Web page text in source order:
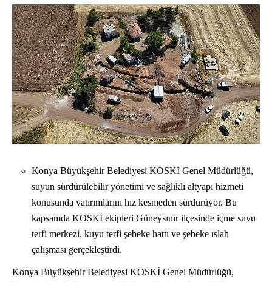
Konya Büyükşehir Belediyesi KOSKİ Genel Müdürlüğü,
suyun sürdürülebilir yönetimi ve sağlıklı altyapı hizmeti
konusunda yatırımlarını hız kesmeden sürdürüyor. Bu
kapsamda KOSKİ ekipleri Güneysınır ilçesinde içme suyu
terfi merkezi, kuyu terfi şebeke hattı ve şebeke ıslah
çalışması gerçekleştirdi.
Konya Büyükşehir Belediyesi KOSKİ Genel Müdürlüğü,